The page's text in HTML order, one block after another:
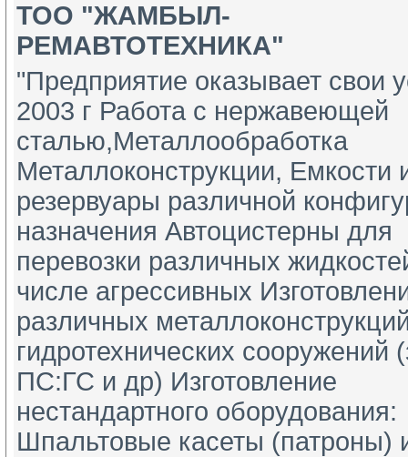
ТОО "ЖАМБЫЛ-
РЕМАВТОТЕХНИКА"
"Предприятие оказывает свои
2003 г Работа с нержавеющей
сталью,Металлообработка
Металлоконструкции, Емкости
резервуары различной
назначения Автоцистерны для
перевозки различных
числе агрессивных
различных
гидротехнических сооружений
ПС:ГС и др) Изготовление
нестандартного оборудования:
Шпальтовые касеты (патроны)